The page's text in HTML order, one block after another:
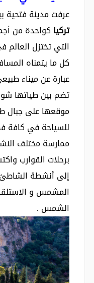
عرفت مدينة فتحية
تركيا كواحدة من
التي تختزل
كل ما يتمناه
عبارة عن ميناء
تضم بين طياتها
موقعها على جبال
للسياحة في كافة
ممارسة مختلف
برحلات القوارب
إلى أنشطة الشاطئ
المشمس و
الشمس .